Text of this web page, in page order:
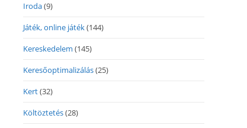
Iroda(9)
Játék, online játék(144)
Kereskedelem (145)
Keresőoptimalizálás(25)
Kert(32)
Költöztetés(28)